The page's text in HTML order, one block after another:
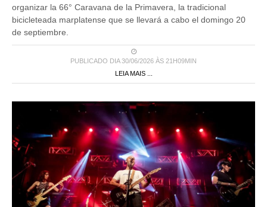
organizar la 66° Caravana de la Primavera, la tradicional
bicicleteada marplatense que se llevará a cabo el domingo 20
de septiembre.
PUBLICADO DIA 30/06/2026 ÀS 21H09MIN
LEIA MAIS ...